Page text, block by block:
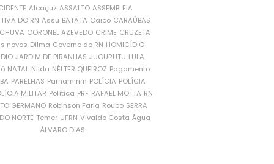
Alcaçuz ASSALTO ASSEMBLEIA
DO RN Assu BATATA Caicó CARAÚBAS
CORONEL AZEVEDO CRIME CRUZETA
novos Dilma Governo do RN HOMICÍDIO
JARDIM DE PIRANHAS JUCURUTU LULA
NATAL Nilda NÉLTER QUEIROZ Pagamento
PARELHAS Parnamirim POLÍCIA POLÍCIA
MILITAR Política PRF RAFAEL MOTTA RN
GERMANO Robinson Faria Roubo SERRA
NORTE Temer UFRN Vivaldo Costa Água
ÁLVARO DIAS